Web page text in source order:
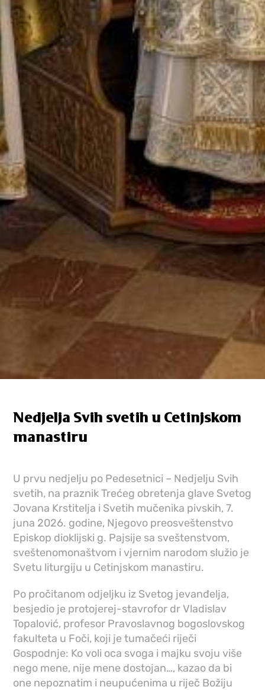
Nedjelja Svih svetih u Cetinjskom
manastiru
U prvu nedjelju po Pedesetnici – Nedjelju Svih
svetih, na praznik Trećeg obretenja glave Svetog
Jovana Krstitelja i Svetih mučenika pivskih, 7.
juna 2026. godine, Njegovo preosveštenstvo
Episkop dioklijski g. Pajsije sa sveštenstvom,
sveštenomonaštvom i vjernim narodom služio je
Svetu liturgiju u Cetinjskom manastiru.
Po pročitanom odjeljku iz Svetog jevanđelja,
besjedio je protojerej-stavrofor dr Vladislav
Topalović, profesor Pravoslavnog bogoslovskog
fakulteta u Foči, koji je tumačeći riječi
Gospodnje: Ko voli oca svoga i majku svoju više
nego mene, nije mene dostojan…, kazao da bi
one nepoznatim i neupućenima u riječ Božiju